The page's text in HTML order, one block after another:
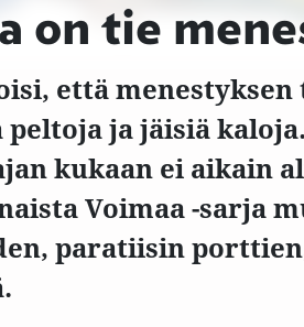
on tie
että
ja jäisiä
kukaan ei aikain
Voimaa -sarja
paratiisin